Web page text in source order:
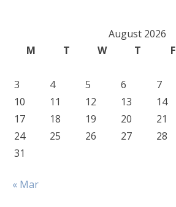
August 2026
M
T W T F
3
4 5 6 7
10
11 12 13 14
17
18 19 20 21
24
25 26 27 28
31
« Mar